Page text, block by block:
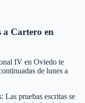
a Cartero en
IV en Oviedo te
de lunes a
Las pruebas escritas se